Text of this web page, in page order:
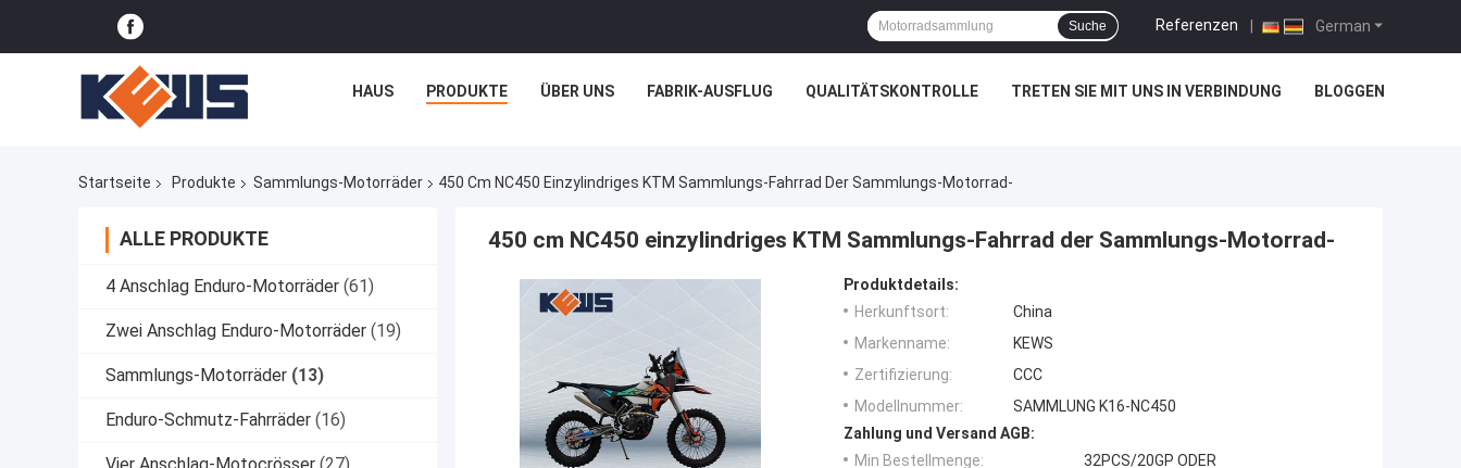
German
Referenzen |
Suche
HAUS PRODUKTE ÜBER UNS FABRIK-AUSFLUG QUALITÄTSKONTROLLE TRETEN SIE MIT UNS IN VERBINDUNG BLOGGEN
Startseite Produkte Sammlungs-Motorräder 450 Cm NC450 Einzylindriges KTM Sammlungs-Fahrrad Der Sammlungs-Motorrad-
ALLE PRODUKTE
4 Anschlag Enduro-Motorräder (61)
Zwei Anschlag Enduro-Motorräder (19)
Sammlungs-Motorräder (13)
Enduro-Schmutz-Fahrräder (16)
450 cm NC450 einzylindriges KTM Sammlungs-Fahrrad der Sammlungs-Motorrad-
Produktdetails:
Herkunftsort:
China
Markenname:
KEWS
Zertifizierung:
CCC
Modellnummer:
SAMMLUNG K16-NC450
Zahlung und Versand AGB:
Min Bestellmenge:
32PCS/20GP ODER